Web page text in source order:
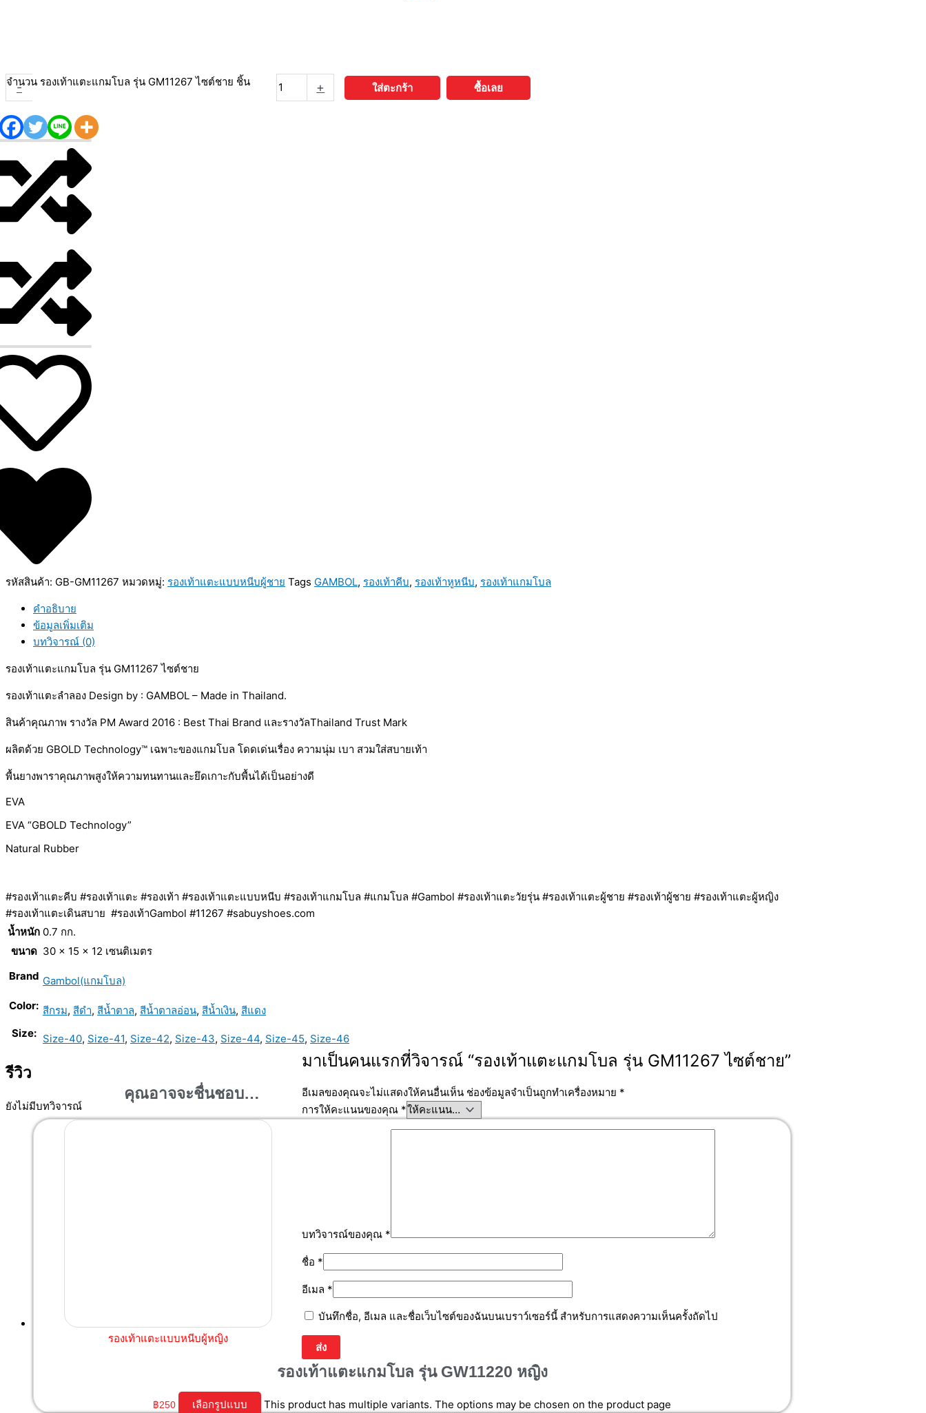
-
จำนวน รองเท้าแตะแกมโบล รุ่น GM11267 ไซต์ชาย ชิ้น + ใส่ตะกร้า ซื้อเลย
รหัสสินค้า: GB-GM11267 หมวดหมู่: รองเท้าแตะแบบหนีบผู้ชาย Tags GAMBOL, รองเท้าคีบ, รองเท้าหูหนีบ, รองเท้าแกมโบล
คำอธิบาย
ข้อมูลเพิ่มเติม
บทวิจารณ์ (0)
รองเท้าแตะแกมโบล รุ่น GM11267 ไซต์ชาย
รองเท้าแตะลำลอง Design by : GAMBOL – Made in Thailand.
สินค้าคุณภาพ รางวัล PM Award 2016 : Best Thai Brand และรางวัลThailand Trust Mark
ผลิตด้วย GBOLD Technology™ เฉพาะของแกมโบล โดดเด่นเรื่อง ความนุ่ม เบา สวมใส่สบายเท้า
พื้นยางพาราคุณภาพสูงให้ความทนทานและยึดเกาะกับพื้นได้เป็นอย่างดี
EVA
EVA “GBOLD Technology”
Natural Rubber
#รองเท้าแตะคีบ #รองเท้าแตะ #รองเท้า #รองเท้าแตะแบบหนีบ #รองเท้าแกมโบล #แกมโบล #Gambol #รองเท้าแตะวัยรุ่น #รองเท้าแตะผู้ชาย #รองเท้าผู้ชาย #รองเท้าแตะผู้หญิง
#รองเท้าแตะเดินสบาย #รองเท้าGambol #11267 #sabuyshoes.com
น้ำหนัก 0.7 กก.
ขนาด 30 × 15 × 12 เซนติเมตร
Brand Gambol(แกมโบล)
Color: สีกรม, สีดำ, สีน้ำตาล, สีน้ำตาลอ่อน, สีน้ำเงิน, สีแดง
Size: Size-40, Size-41, Size-42, Size-43, Size-44, Size-45, Size-46
รีวิว
ยังไม่มีบทวิจารณ์
มาเป็นคนแรกที่วิจารณ์ “รองเท้าแตะแกมโบล รุ่น GM11267 ไซต์ชาย”
อีเมลของคุณจะไม่แสดงให้คนอื่นเห็น ช่องข้อมูลจำเป็นถูกทำเครื่องหมาย *
การให้คะแนนของคุณ *
บทวิจารณ์ของคุณ *
ชื่อ *
อีเมล *
บันทึกชื่อ, อีเมล และชื่อเว็บไซต์ของฉันบนเบราว์เซอร์นี้ สำหรับการแสดงความเห็นครั้งถัดไป
คุณอาจจะชื่นชอบ…
รองเท้าแตะแบบหนีบผู้หญิง
รองเท้าแตะแกมโบล รุ่น GW11220 หญิง
฿250 เลือกรูปแบบ This product has multiple variants. The options may be chosen on the product page